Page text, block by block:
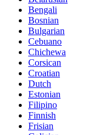
Bengali
Bosnian
Bulgarian
Cebuano
Chichewa
Corsican
Croatian
Dutch
Estonian
Filipino
Finnish
Frisian